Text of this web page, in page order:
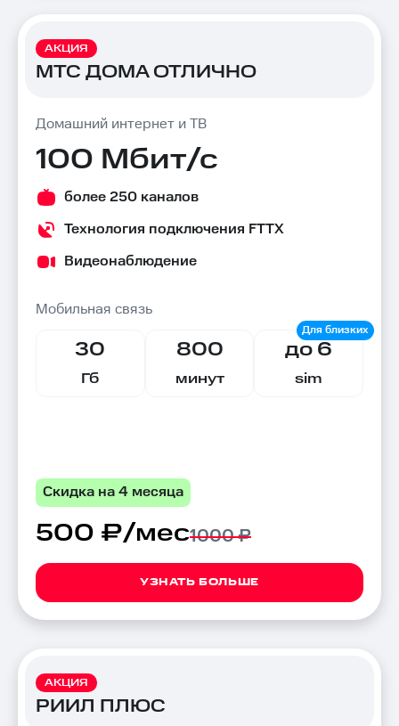
АКЦИЯ
МТС ДОМА ОТЛИЧНО
Домашний интернет и ТВ
100 Мбит/с
более 250 каналов
Технология подключения FTTX
Видеонаблюдение
Мобильная связь
30
Гб
800
минут
до 6
sim
Скидка на 4 месяца
500 ₽/мес1000 ₽
УЗНАТЬ БОЛЬШЕ
АКЦИЯ
РИИЛ ПЛЮС